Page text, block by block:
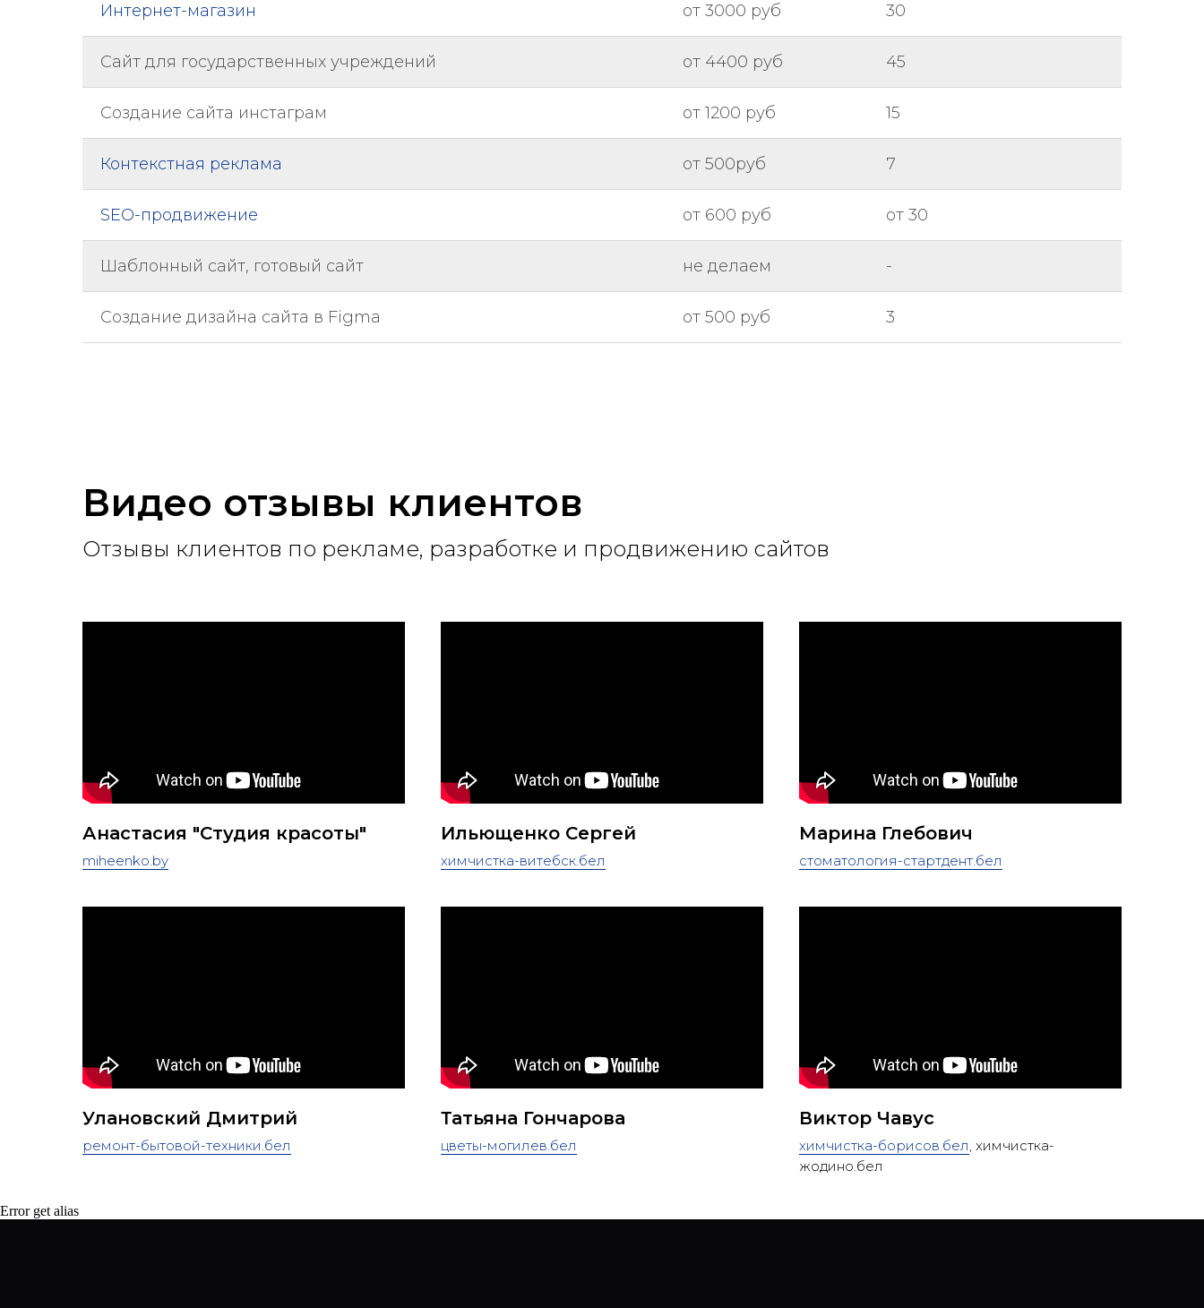
Интернет-магазин от 3000 руб 30
Сайт для государственных учреждений от 4400 руб 45
Создание сайта инстаграм от 1200 руб 15
Контекстная реклама от 500руб 7
SEO-продвижение от 600 руб от 30
Шаблонный сайт, готовый сайт не делаем -
Создание дизайна сайта в Figma от 500 руб 3
Видео отзывы клиентов
Отзывы клиентов по рекламе, разработке и продвижению сайтов
Анастасия "Cтудия красоты"
miheenko.by
Ильющенко Сергей
химчистка-витебск.бел
Марина Глебович
стоматология-стартдент.бел
Улановский Дмитрий
ремонт-бытовой-техники.бел
Татьяна Гончарова
цветы-могилев.бел
Виктор Чавус
химчистка-борисов.бел, химчистка-
жодино.бел
Error get alias